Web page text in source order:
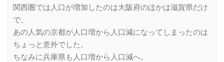
関西圏では人口が増加したのは大阪府のほかは滋賀県だけ
で、
あの人気の京都が人口増から人口減になってしまったのは
ちょっと意外でした。
ちなみに兵庫県も人口増から人口減へ。